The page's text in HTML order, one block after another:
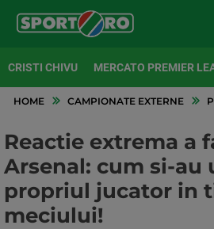
CRISTI CHIVU MERCATO PREMIER
HOME CAMPIONATE EXTERNE
Reactie extrema a
Arsenal: cum si-au
propriul jucator in
meciului!